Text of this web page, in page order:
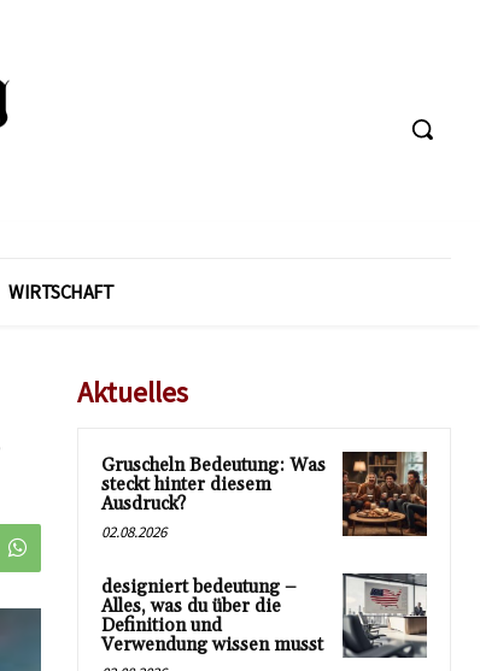
WIRTSCHAFT
Aktuelles
Gruscheln Bedeutung: Was
steckt hinter diesem
Ausdruck?
02.08.2026
designiert bedeutung –
Alles, was du über die
Definition und
Verwendung wissen musst